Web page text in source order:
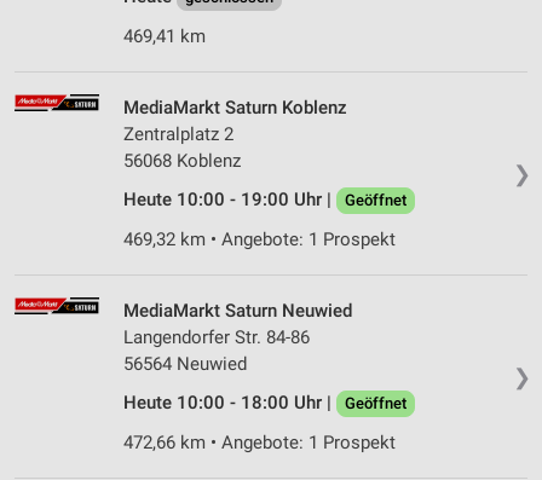
469,41 km
❯
MediaMarkt Saturn Koblenz
Zentralplatz 2
56068 Koblenz
Heute 10:00 - 19:00 Uhr |
Geöffnet
469,32 km • Angebote: 1 Prospekt
❯
MediaMarkt Saturn Neuwied
Langendorfer Str. 84-86
56564 Neuwied
Heute 10:00 - 18:00 Uhr |
Geöffnet
472,66 km • Angebote: 1 Prospekt